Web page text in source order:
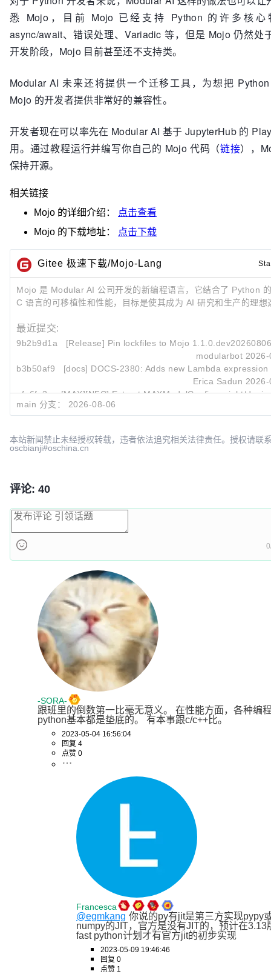
悉 Mojo，目前 Mojo 已经支持 Python 的许多核心
async/await、错误处理、Variadic 等，但是 Mojo 仍然处
开发阶段，Mojo 目前甚至还不支持类。
Modular AI 未来还将提供一个迁移工具，为想把
Mojo 的开发者提供非常好的兼容性。
开发者现在可以率先在 Modular AI 基于 JupyterHub 的
用。通过教程运行并编写你自己的 Mojo 代码（链接），
保持开源。
相关链接
Mojo 的详细介绍：
点击查看
Mojo 的下载地址： 点击下载
Gitee 极速下载/Mojo-Lang
Mojo 是 Modular AI 公司开发的新编程语言，它结合了 Python
C 语言的可移植性和性能，目标是使其成为 AI 研究和生产的理想
最近提交:
9b2b9d1a
[Release] Pin lockfiles to Mojo
modularbot
b3b50af9
[docs] DOCS-2380: Adds new Lambda
Erica Sadun
afe6fe3a
[MAX][NFC] Extract MAXModelConfig weight/
main 分支： 2026-08-06
本站新闻禁止未经授权转载，违者依法追究相关法律责任。授权请联
oscbianji#oschina.cn
评论: 40
-SORA-
跟班里的倒数第一比毫无意义。 在性能方面，各种编
python基本都是垫底的。 有本事跟c/c++比。
2023-05-04 16:56:04
回复 4
点赞 0
Francesca
@egmkang 你说的py有jit是第三方实现pypy
numpy的JIT，官方是没有JIT的，预计在3.13
fast python计划才有官方jit的初步实现
2023-05-09 19:46:46
回复 0
点赞 1